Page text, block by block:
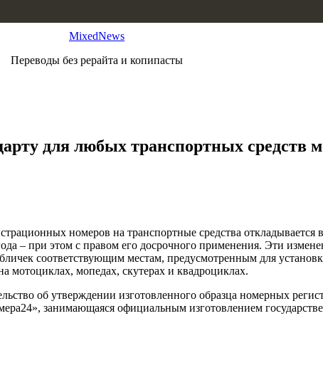
MixedNews
Переводы без рерайта и копипасты
для любых транспортных
номеров на транспортные средства откладывается
– при этом с правом его досрочного применения. Эти
соответствующим местам, предусмотренным для
мотоциклах, мопедах, скутерах и квадроциклах.
об утверждении изготовленного образца номерных
занимающаяся официальным изготовлением